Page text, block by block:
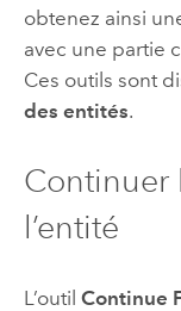
obtenez ainsi
avec une partie
Ces outils sont
des entités.
Continuer
l’entité
L’outil Continue